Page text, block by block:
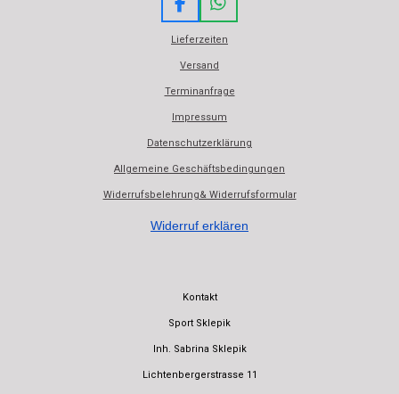
F
a
c
e
o
o
W
h
a
t
A
p
Lieferzeiten
Versand
Terminanfrage
Impressum
Datenschutzerklärung
Allgemeine Geschäftsbedingungen
Widerrufsbelehrung& Widerrufsformular
Widerruf erklären
Kontakt
Sport Sklepik
Inh. Sabrina Sklepik
Lichtenbergerstrasse 11